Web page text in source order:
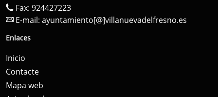
Fax: 924427223
E-mail: ayuntamiento[@]villanuevadelfresno.es
Enlaces
Inicio
Contacte
Mapa web